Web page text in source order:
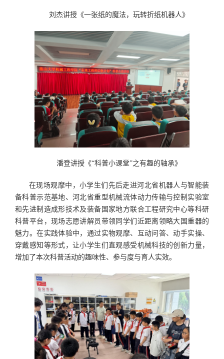
刘杰讲授《一张纸的魔法，玩转折纸机器人》
潘登讲授《“科普小课堂”之有趣的轴承》
在现场观摩中，小学生们先后走进河北省机器人与智能装
备科普示范基地、河北省重型机械流体动力传输与控制实验室
和先进制造成形技术及装备国家地方联合工程研究中心等科研
科普平台，现场志愿讲解员带领同学们近距离领略大国重器的
魅力。在实践体验中，通过实物观摩、互动问答、动手实操、
穿戴感知等形式，让小学生们直观感受机械科技的创新力量，
增加了本次科普活动的趣味性、参与度与育人实效。